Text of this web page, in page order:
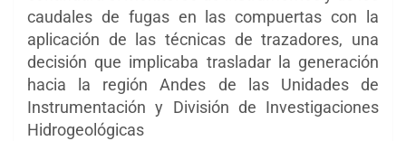
caudales de fugas en las compuertas con la
aplicación de las técnicas de trazadores, una
decisión que implicaba trasladar la generación
hacia la región Andes de las Unidades de
Instrumentación y División de Investigaciones
Hidrogeológicas